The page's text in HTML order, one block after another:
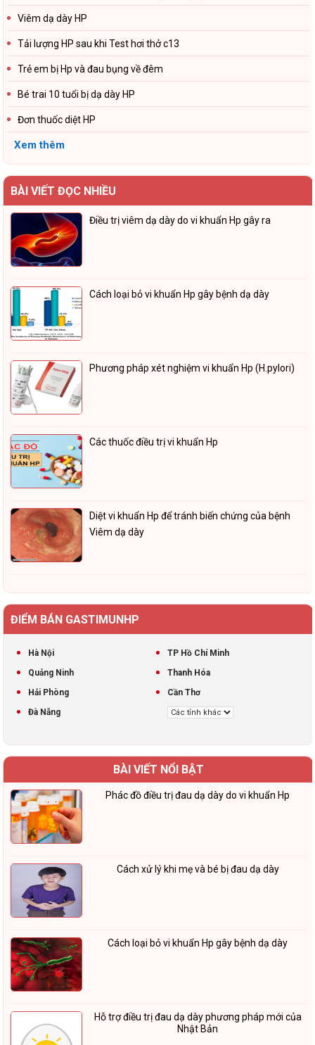
Viêm dạ dày HP
Tải lượng HP sau khi Test hơi thở c13
Trẻ em bị Hp và đau bụng về đêm
Bé trai 10 tuổi bị dạ dày HP
Đơn thuốc diệt HP
Xem thêm
BÀI VIẾT ĐỌC NHIỀU
Điều trị viêm dạ dày do vi khuẩn Hp gây ra
Cách loại bỏ vi khuẩn Hp gây bệnh dạ dày
Phương pháp xét nghiệm vi khuẩn Hp (H.pylori)
Các thuốc điều trị vi khuẩn Hp
Diệt vi khuẩn Hp để tránh biến chứng của bệnh
Viêm dạ dày
ĐIỂM BÁN GASTIMUNHP
Hà Nội
TP Hồ Chí Minh
Quảng Ninh
Thanh Hóa
Hải Phòng
Cần Thơ
Đà Nẵng
BÀI VIẾT NỔI BẬT
Phác đồ điều trị đau dạ dày do vi khuẩn Hp
Cách xử lý khi mẹ và bé bị đau dạ dày
Cách loại bỏ vi khuẩn Hp gây bệnh dạ dày
Hỗ trợ điều trị đau dạ dày phương pháp mới của
Nhật Bản